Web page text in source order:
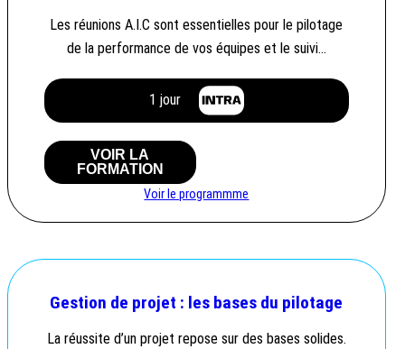
Les réunions A.I.C sont essentielles pour le pilotage
de la performance de vos équipes et le suivi…
1 jour
VOIR LA
FORMATION
Voir le programmme
Gestion de projet : les bases du pilotage
La réussite d’un projet repose sur des bases solides.